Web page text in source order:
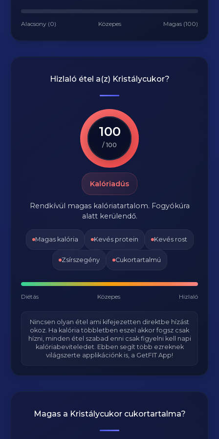
Alacsony (0) Közepes Magas (100)
Hizlaló étel a(z) Kristálycukor?
100
/ 100
Kalóriadús
Rendkívül magas kalóriatartalom. Fogyókúra
alatt kerülendő.
Magas kalória Kevés protein Kevés rost
Zsírszegény Cukortartalmú
Diétás Közepes Hizlaló
Nincsen olyan étel ami kifejezetten direktbe hízást
okoz. Ha kalória többletben eszel akkor fogsz csak
hízni, minden étel szabad enni csak figyelni kell napi
kalóriabeviteledet. Ebben segít több ezreknek
világszerte applikációnk is, a GetFIT App!
Magas a Kristálycukorcukortartalma?